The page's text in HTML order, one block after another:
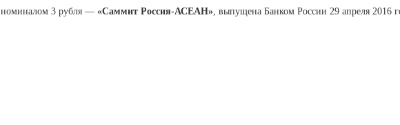
номиналом 3 рубля — «Саммит Россия-АСЕАН», выпущена Банком России 29 апреля 2016